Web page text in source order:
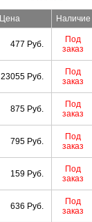
Цена Наличие
477 Руб.
Под
заказ
23055 Руб.
Под
заказ
875 Руб.
Под
заказ
795 Руб.
Под
заказ
159 Руб.
Под
заказ
636 Руб.
Под
заказ